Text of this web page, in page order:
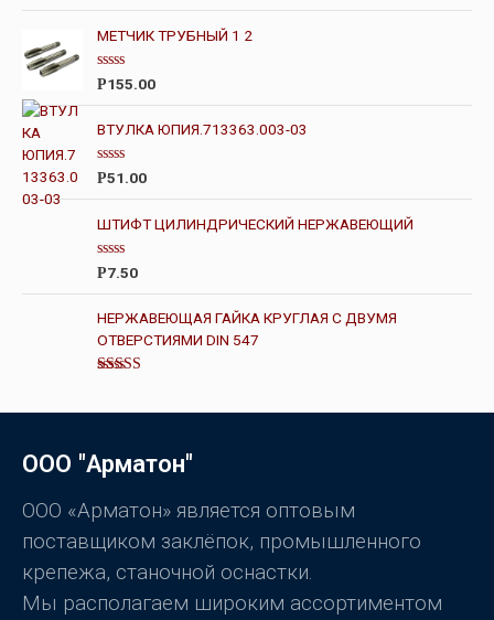
О
е
н
к
а
и
з
5
МЕТЧИК ТРУБНЫЙ 1 2
О
е
н
к
а
и
з
Р155.00
ВТУЛКА ЮПИЯ.713363.003-03
О
е
н
к
а
и
з
Р51.00
ШТИФТ ЦИЛИНДРИЧЕСКИЙ НЕРЖАВЕЮЩИЙ
О
е
н
к
а
0
и
Р7.50
НЕРЖАВЕЮЩАЯ ГАЙКА КРУГЛАЯ С ДВУМЯ
ОТВЕРСТИЯМИ DIN 547
ООО "Арматон"
ООО «Арматон» является оптовым
поставщиком заклёпок, промышленного
крепежа, станочной оснастки.
Мы располагаем широким ассортиментом